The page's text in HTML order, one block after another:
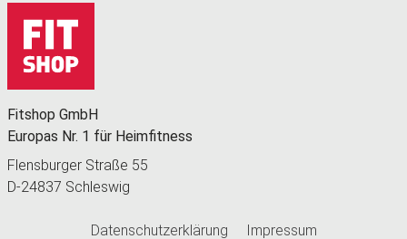
Fitshop GmbH
Europas Nr. 1 für Heimfitness
Flensburger Straße 55
D-24837 Schleswig
Datenschutzerklärung Impressum